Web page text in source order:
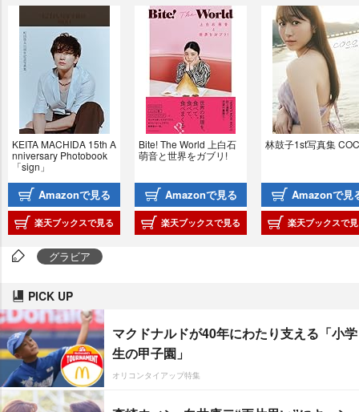
KEITA MACHIDA 15th A
nniversary Photobook
「sign」
Amazonで見る
楽天ブックスで見る
Bite! The World 上白石
萌音と世界をガブリ!
Amazonで見る
楽天ブックスで見る
林鼓子1st写真集
Amazonで見
楽天ブックスで
グラビア
PICK UP
マクドナルドが40年にわたり支える「小学
生の甲子園」
オリコンタイアップ特集